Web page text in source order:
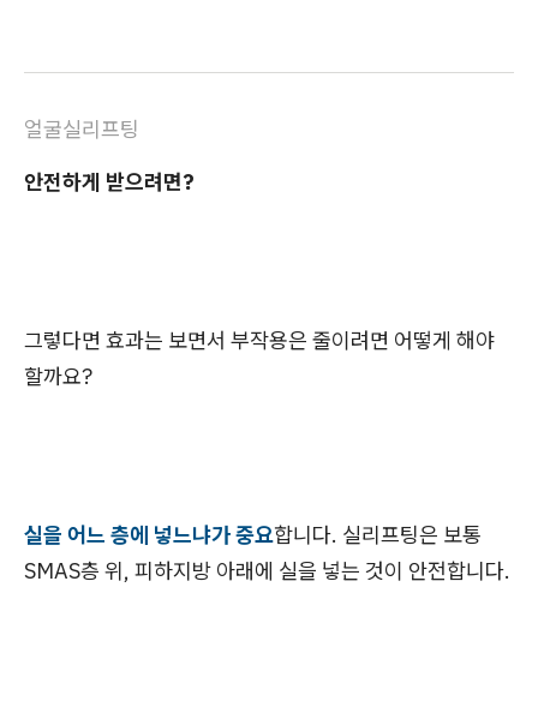
얼굴실리프팅
안전하게 받으려면?
그렇다면 효과는 보면서 부작용은 줄이려면 어떻게 해야
할까요?
실을 어느 층에 넣느냐가 중요합니다. 실리프팅은 보통
SMAS층 위, 피하지방 아래에 실을 넣는 것이 안전합니다.